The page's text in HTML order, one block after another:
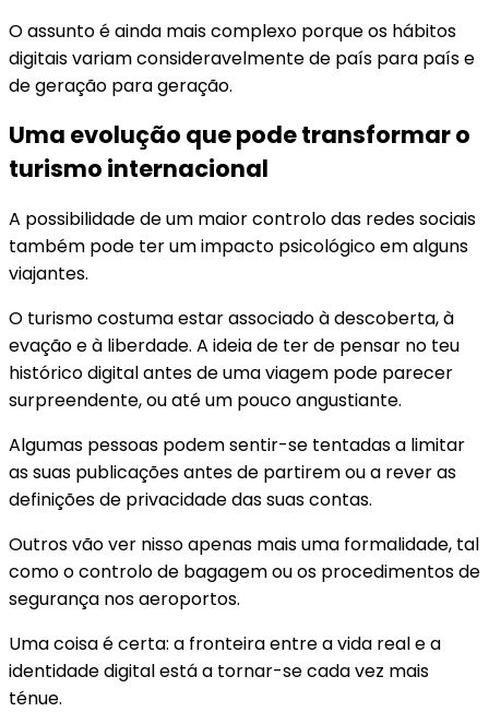
O assunto é ainda mais complexo porque os hábitos
digitais variam consideravelmente de país para país e
de geração para geração.
Uma evolução que pode transformar o
turismo internacional
A possibilidade de um maior controlo das redes sociais
também pode ter um impacto psicológico em alguns
viajantes.
O turismo costuma estar associado à descoberta, à
evação e à liberdade. A ideia de ter de pensar no teu
histórico digital antes de uma viagem pode parecer
surpreendente, ou até um pouco angustiante.
Algumas pessoas podem sentir-se tentadas a limitar
as suas publicações antes de partirem ou a rever as
definições de privacidade das suas contas.
Outros vão ver nisso apenas mais uma formalidade, tal
como o controlo de bagagem ou os procedimentos de
segurança nos aeroportos.
Uma coisa é certa: a fronteira entre a vida real e a
identidade digital está a tornar-se cada vez mais
ténue.